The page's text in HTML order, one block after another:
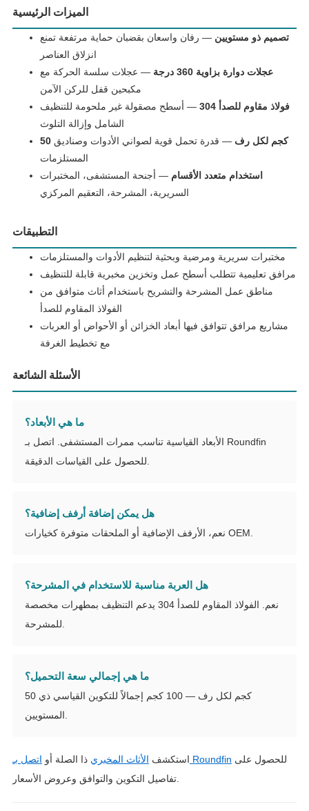
الميزات الرئيسية
تصميم ذو مستويين — رفان واسعان بقضبان حماية مرتفعة تمنع
انزلاق العناصر
عجلات دوارة بزاوية 360 درجة
— عجلات سلسة الحركة مع
مكبحين قفل للركن الآمن
فولاذ مقاوم للصدأ 304
— أسطح مصقولة غير ملحومة للتنظيف
الشامل وإزالة التلوث
50 كجم لكل رف — قدرة تحمل قوية لصواني الأدوات وصناديق
المستلزمات
استخدام متعدد الأقسام — أجنحة المستشفى، المختبرات
السريرية، المشرحة، التعقيم المركزي
التطبيقات
مختبرات سريرية ومرضية وبحثية لتنظيم الأدوات والمستلزمات
مرافق تعليمية تتطلب أسطح عمل وتخزين مخبرية قابلة للتنظيف
مناطق عمل المشرحة والتشريح باستخدام أثاث متوافق من
الفولاذ المقاوم للصدأ
مشاريع مرافق تتوافق فيها أبعاد الخزائن أو الأحواض أو العربات
مع تخطيط الغرفة
الأسئلة الشائعة
ما هي الأبعاد؟
الأبعاد القياسية تناسب ممرات المستشفى. اتصل بـ Roundfin
هل يمكن إضافة أرفف إضافية؟
نعم، الأرفف الإضافية أو الملحقات متوفرة كخيارات OEM.
هل العربة مناسبة للاستخدام في المشرحة؟
نعم. الفولاذ المقاوم للصدأ 304 يدعم التنظيف بمطهرات مخصصة
ما هي إجمالي سعة التحميل؟
50 كجم لكل رف — 100 كجم إجمالاً للتكوين القياسي ذي
استكشف الأثاث المخبري ذا الصلة أو اتصل بـ Roundfin
تفاصيل التكوين والتوافق وعروض الأسعار.